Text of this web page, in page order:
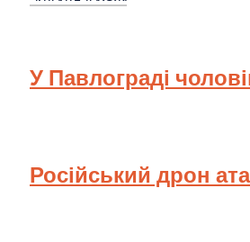
У Павлограді
Російський дрон